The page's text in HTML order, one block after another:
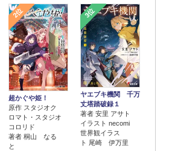
2位
超かぐや姫！
原作 スタジオク
ロマト・スタジオ
コロリド
著者 桐山 なる
と
3位
ヤエブキ機関 千万
丈塔踏破録１
著者 安里 アサト
イラスト necomi
世界観イラス
ト 尾崎 伊万里